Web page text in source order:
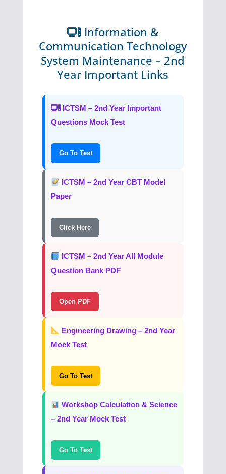
Information &
Communication Technology
System Maintenance – 2nd
Year Important Links
ICTSM – 2nd Year Important
Questions Mock Test
Go To Test
ICTSM – 2nd Year CBT Model
Paper
Click Here
ICTSM – 2nd Year All Module
Question Bank PDF
Open PDF
Engineering Drawing – 2nd Year
Mock Test
Go To Test
Workshop Calculation & Science
– 2nd Year Mock Test
Go To Test